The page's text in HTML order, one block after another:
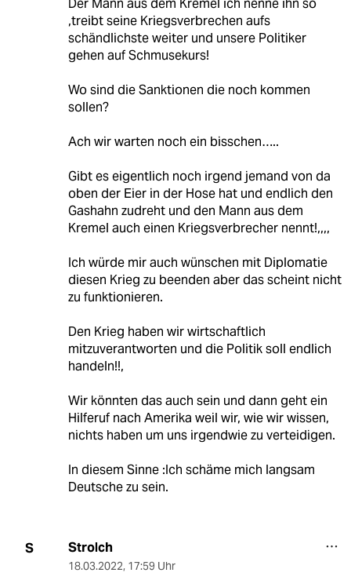
Der Mann aus dem Kremel ich nenne ihn so
,treibt seine Kriegsverbrechen aufs
schändlichste weiter und unsere Politiker
gehen auf Schmusekurs!
Wo sind die Sanktionen die noch kommen
sollen?
Ach wir warten noch ein bisschen…..
Gibt es eigentlich noch irgend jemand von da
oben der Eier in der Hose hat und endlich den
Gashahn zudreht und den Mann aus dem
Kremel auch einen Kriegsverbrecher nennt!,,,,
Ich würde mir auch wünschen mit Diplomatie
diesen Krieg zu beenden aber das scheint nicht
zu funktionieren.
Den Krieg haben wir wirtschaftlich
mitzuverantworten und die Politik soll endlich
handeln!!,
Wir könnten das auch sein und dann geht ein
Hilferuf nach Amerika weil wir, wie wir wissen,
nichts haben um uns irgendwie zu verteidigen.
In diesem Sinne :Ich schäme mich langsam
Deutsche zu sein.
S Strolch
18.03.2022, 17:59 Uhr